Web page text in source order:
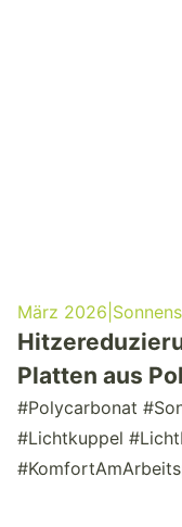
März 2026
Platten aus
#Polycarbonat
#Lichtkuppel